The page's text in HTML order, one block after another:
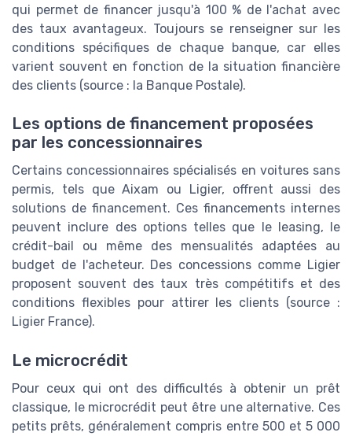
qui permet de financer jusqu'à 100 % de l'achat avec
des taux avantageux. Toujours se renseigner sur les
conditions spécifiques de chaque banque, car elles
varient souvent en fonction de la situation financière
des clients (source : la Banque Postale).
Les options de financement proposées
par les concessionnaires
Certains concessionnaires spécialisés en voitures sans
permis, tels que Aixam ou Ligier, offrent aussi des
solutions de financement. Ces financements internes
peuvent inclure des options telles que le leasing, le
crédit-bail ou même des mensualités adaptées au
budget de l'acheteur. Des concessions comme Ligier
proposent souvent des taux très compétitifs et des
conditions flexibles pour attirer les clients (source :
Ligier France).
Le microcrédit
Pour ceux qui ont des difficultés à obtenir un prêt
classique, le microcrédit peut être une alternative. Ces
petits prêts, généralement compris entre 500 et 5 000